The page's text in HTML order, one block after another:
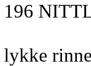
196
lykke